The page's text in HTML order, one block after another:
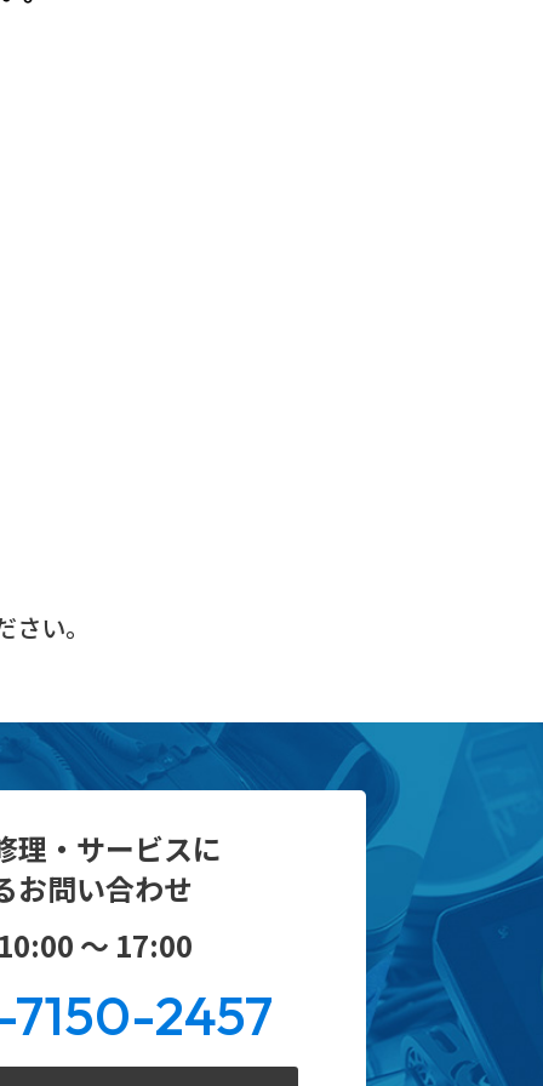
い。
理・サービスに
お問い合わせ
～ 17:00
2457